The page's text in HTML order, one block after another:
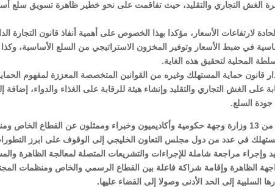
الغش التجاري والتقليد، حيث تفاقمت على نحو خطير ظاهرة تسويق سلع
الأسعار، مؤكدا بهذا الخصوص على أهمية أنفاذ قانون التجارة
في ضبط الأسعار وتوفير المخزون الاستراتيجي من السلع الأساسية، وكذا
المحلية لتحقيق هذه الغاية.
حماية المستهلك وغيره من القوانين المتخصصة المعززة لمفهوم
على الغش التجاري والتقليد وإنشاء هيئة للرقابة على الغذاء والدواء،
جودة السلع.
وتهدف الندوة التي يشارك فيها ممثلون عن أكثر من 13 وزارة وجهة حكومية وأكاديميون وخبراء وممثلون عن القطاع
في عدد من دول مجلس التعاون الخليجي إلى الوقوف على ابرز
وإجراء مراجعة شاملة للإجراءات والتشريعات المتصلة لمعالجة الظاهرة
الظاهرة وإقامة شراكة فاعلة بين القطاع الرسمي والخاص ومنظمات
السلبية إلى الحد الأدنى وصولا إلى القضاء عليها.